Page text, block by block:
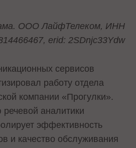
ООО ЛайфТелеком, ИНН
erid: 2SDnjc33Ydw
сервисов
работу отдела
компании «Прогулки».
аналитики
эффективность
и качество обслуживания